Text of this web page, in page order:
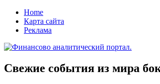
Home
Карта сайта
Реклама
Свежие события из мира